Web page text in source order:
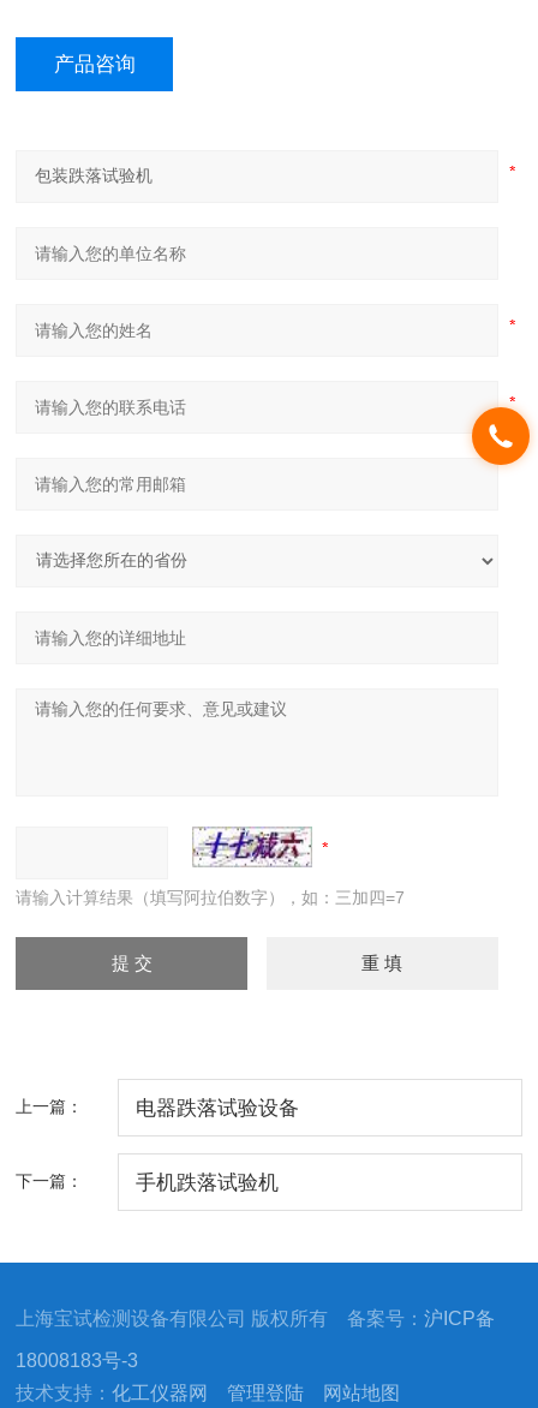
产品咨询
请输入计算结果（填写阿拉伯数字），如：三加四=7
上一篇： 电器跌落试验设备
下一篇： 手机跌落试验机
上海宝试检测设备有限公司 版权所有 备案号：沪ICP备
18008183号-3
技术支持：化工仪器网 管理登陆 网站地图